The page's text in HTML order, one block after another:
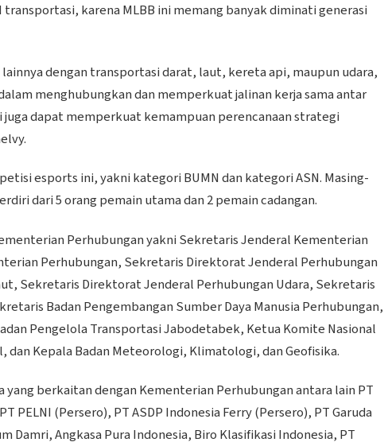
karena MLBB ini memang banyak diminati generasi
dengan transportasi darat, laut, kereta api, maupun udara,
menghubungkan dan memperkuat jalinan kerja sama antar
dapat memperkuat kemampuan perencanaan strategi
esports ini, yakni kategori BUMN dan kategori ASN. Masing-
dari 5 orang pemain utama dan 2 pemain cadangan.
Perhubungan yakni Sekretaris Jenderal Kementerian
Perhubungan, Sekretaris Direktorat Jenderal Perhubungan
Sekretaris Direktorat Jenderal Perhubungan Udara, Sekretaris
Badan Pengembangan Sumber Daya Manusia Perhubungan,
Pengelola Transportasi Jabodetabek, Ketua Komite Nasional
dan Kepala Badan Meteorologi, Klimatologi, dan Geofisika.
yang berkaitan dengan Kementerian Perhubungan antara lain PT
PELNI (Persero), PT ASDP Indonesia Ferry (Persero), PT Garuda
Damri, Angkasa Pura Indonesia, Biro Klasifikasi Indonesia, PT